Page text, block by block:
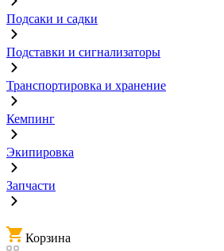
Подсаки и садки
Подставки и сигнализаторы
Транспортировка и хранение
Кемпинг
Экипировка
Запчасти
Корзина